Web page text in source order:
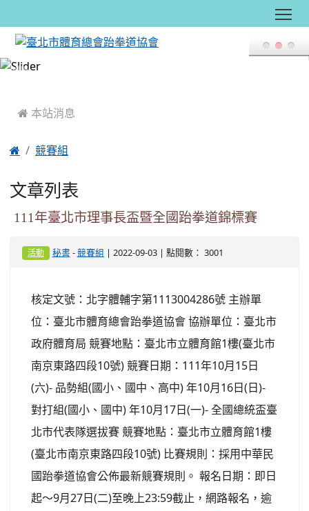
 本站消息
 競賽組
文章列表
111年臺北市理事長盃暨全國跆拳道錦標賽
活動 秘書 - 競賽組 | 2022-09-03 | 點閱數： 3001
核定文號：北字體輔字第1113004286號 主辦單
位：臺北市體育總會跆拳道協會 協辦單位：臺北市
政府體育局 競賽地點：臺北市立體育館1樓(臺北市
南京東路四段10號) 競賽日期：111年10月15日
(六)- 品勢組(國小、國中、高中) 年10月16日(日)-
對打組(國小、國中) 年10月17日(一)- 全國總統盃臺
北市代表隊選拔賽 競賽地點：臺北市立體育館1樓
(臺北市南京東路四段10號) 比賽規則：採用中華民
國跆拳道協會公佈最新競賽規則。 報名日期：即日
起～9月27日(二)至晚上23:59截止，網路報名，逾